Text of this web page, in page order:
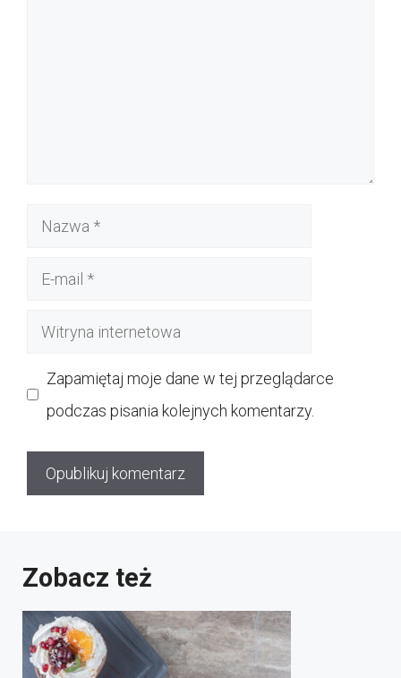
Nazwa
Witryna
Zapamiętaj moje dane w tej przeglądarce
podczas pisania kolejnych komentarzy.
Zobacz też